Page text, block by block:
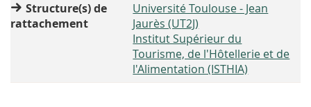
Structure(s) de
rattachement
Université Toulouse - Jean
Jaurès (UT2J)
Institut Supérieur du
Tourisme, de l'Hôtellerie et de
l'Alimentation (ISTHIA)